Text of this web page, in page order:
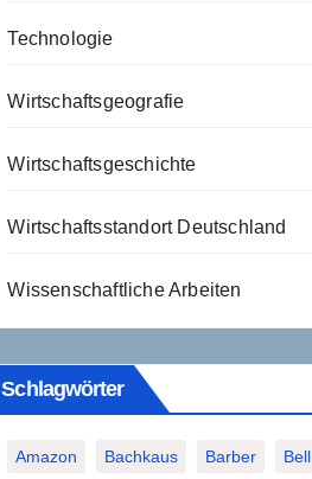
Technologie
Wirtschaftsgeografie
Wirtschaftsgeschichte
Wirtschaftsstandort Deutschland
Wissenschaftliche Arbeiten
Schlagwörter
Amazon Bachkaus Barber Bell